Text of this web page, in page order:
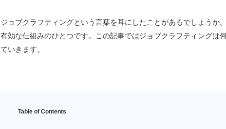
ジョブクラフティングという言葉を耳にしたことがあるでしょうか
有効な仕組みのひとつです。この記事ではジョブクラフティングは
ていきます。
Table of Contents